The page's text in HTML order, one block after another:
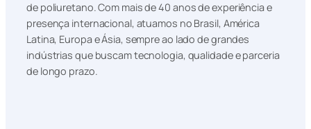
de poliuretano. Com mais de 40 anos de experiência e
presença internacional, atuamos no Brasil, América
Latina, Europa e Ásia, sempre ao lado de grandes
indústrias que buscam tecnologia, qualidade e parceria
de longo prazo.